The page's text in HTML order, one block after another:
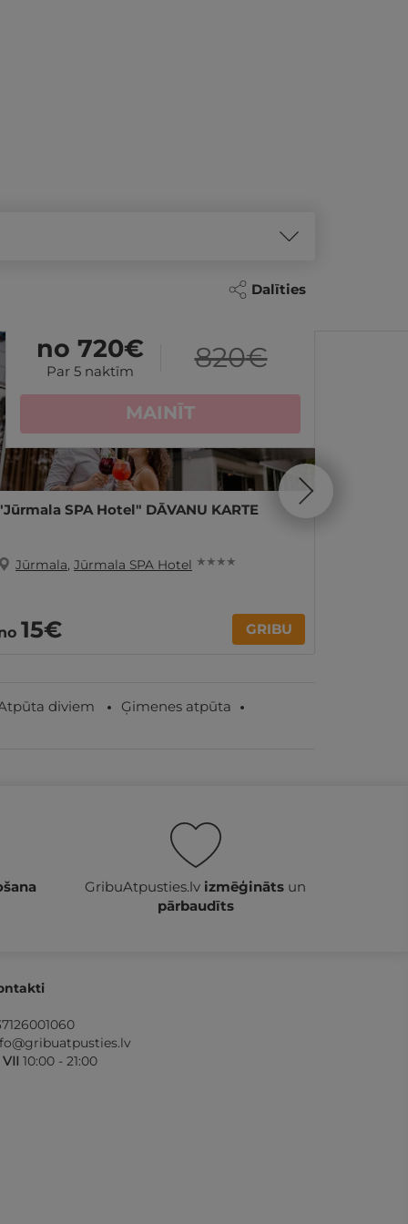
Dalīties
no 720€
Par 5 naktīm 820€
MAINĪT
SPA Hotel" DĀVANU KARTE
Jūrmala, Jūrmala SPA Hotel ★ ★ ★ ★
15€ GRIBU
diviem
Ģimenes atpūta
GribuAtpusties.lv izmēģināts un
pārbaudīts
VII 10:00 - 21:00